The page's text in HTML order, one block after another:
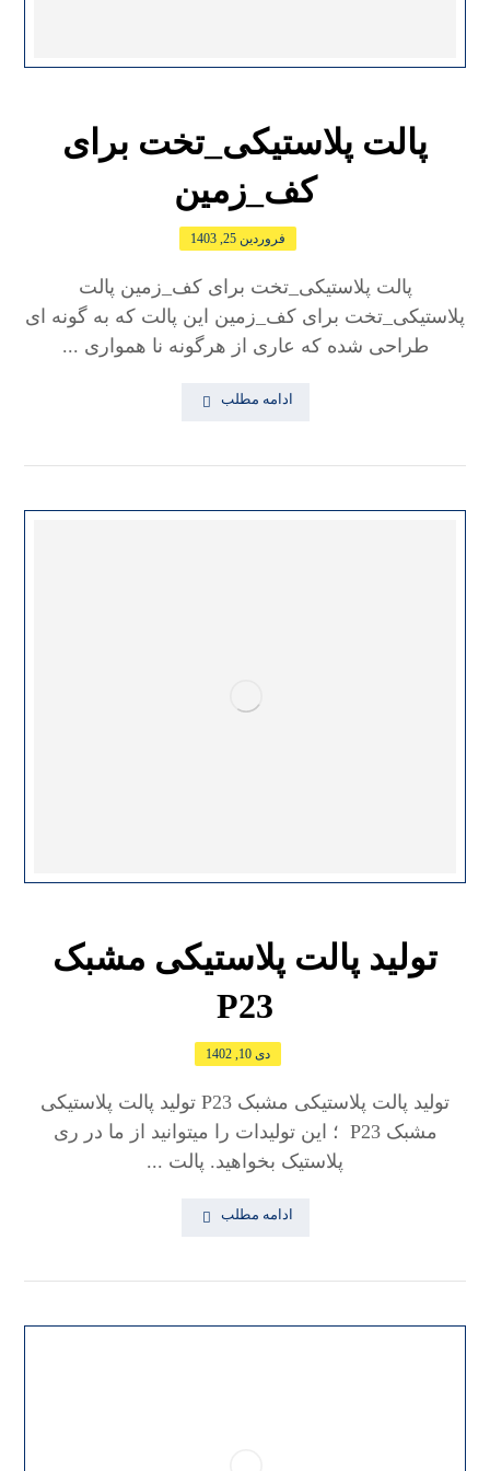
پالت پلاستیکی_تخت برای
کف_زمین
فروردین 25, 1403
پالت پلاستیکی_تخت برای کف_زمین پالت
پلاستیکی_تخت برای کف_زمین این پالت که به گونه ای
طراحی شده که عاری از هرگونه نا همواری ...
ادامه مطلب
تولید پالت پلاستیکی مشبک
P23
دی 10, 1402
تولید پالت پلاستیکی مشبک P23 تولید پالت پلاستیکی
مشبک P23 ؛ این تولیدات را میتوانید از ما در ری
پلاستیک بخواهید. پالت ...
ادامه مطلب